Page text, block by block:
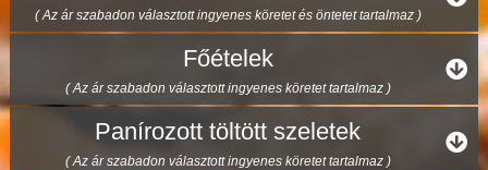
( Az ár szabadon választott ingyenes köretet és öntetet tartalmaz )
Főételek
( Az ár szabadon választott ingyenes köretet tartalmaz )
Panírozott töltött szeletek
( Az ár szabadon választott ingyenes köretet tartalmaz )